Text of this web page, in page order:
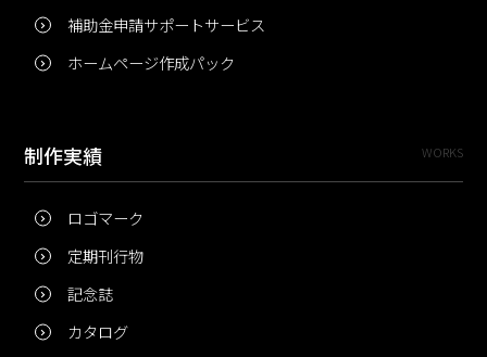
補助金申請サポートサービス
ホームページ作成パック
制作実績 WORKS
ロゴマーク
定期刊行物
記念誌
カタログ